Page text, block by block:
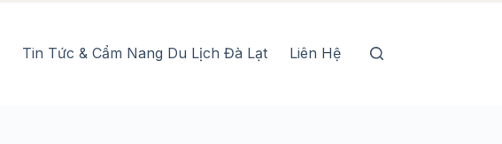
Tin Tức & Cẩm Nang Du Lịch Đà Lạt Liên Hệ